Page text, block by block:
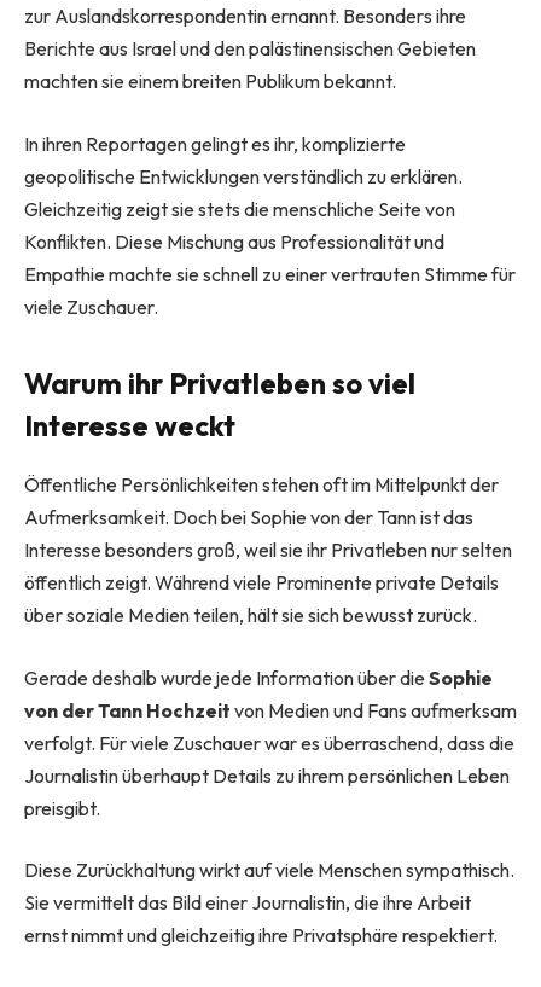
zur Auslandskorrespondentin ernannt. Besonders ihre
Berichte aus Israel und den palästinensischen Gebieten
machten sie einem breiten Publikum bekannt.
In ihren Reportagen gelingt es ihr, komplizierte
geopolitische Entwicklungen verständlich zu erklären.
Gleichzeitig zeigt sie stets die menschliche Seite von
Konflikten. Diese Mischung aus Professionalität und
Empathie machte sie schnell zu einer vertrauten Stimme für
viele Zuschauer.
Warum ihr Privatleben so viel
Interesse weckt
Öffentliche Persönlichkeiten stehen oft im Mittelpunkt der
Aufmerksamkeit. Doch bei Sophie von der Tann ist das
Interesse besonders groß, weil sie ihr Privatleben nur selten
öffentlich zeigt. Während viele Prominente private Details
über soziale Medien teilen, hält sie sich bewusst zurück.
Gerade deshalb wurde jede Information über dieSophie
von der Tann Hochzeit von Medien und Fans aufmerksam
verfolgt. Für viele Zuschauer war es überraschend, dass die
Journalistin überhaupt Details zu ihrem persönlichen Leben
preisgibt.
Diese Zurückhaltung wirkt auf viele Menschen sympathisch.
Sie vermittelt das Bild einer Journalistin, die ihre Arbeit
ernst nimmt und gleichzeitig ihre Privatsphäre respektiert.